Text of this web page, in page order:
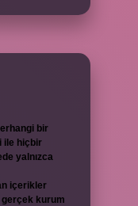
bir
ile hiçbir
yalnızca
içerikler
gerçek kurum